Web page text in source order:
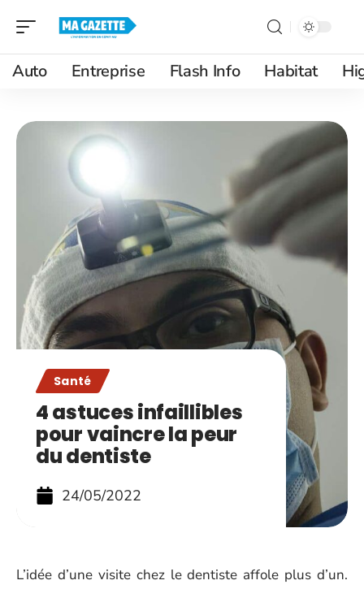
Auto Entreprise Flash Info Habitat
Santé
4 astuces infaillibles
pour vaincre la peur
du dentiste
24/05/2022
L’idée d’une visite chez le dentiste affole plus d’un.